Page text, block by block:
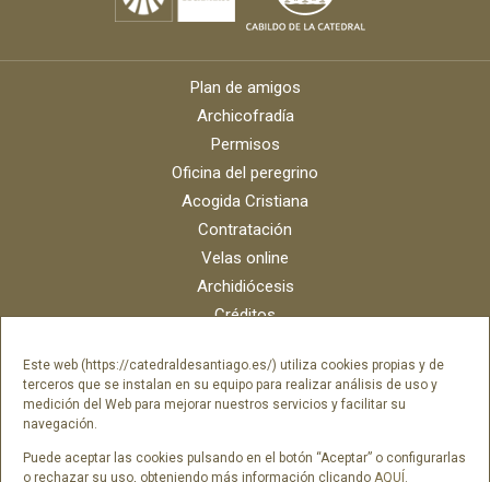
Este web (https://catedraldesantiago.es/) utiliza cookies propias y de
terceros que se instalan en su equipo para realizar análisis de uso y
medición del Web para mejorar nuestros servicios y facilitar su
navegación.
Puede aceptar las cookies pulsando en el botón “Aceptar” o configurarlas
o rechazar su uso, obteniendo más información clicando AQUÍ.
Plan de amigos
Archicofradía
Permisos
Oficina del peregrino
Acogida Cristiana
Contratación
Velas online
Archidiócesis
Créditos
Contacto
Portal del empleado SAMI Catedral